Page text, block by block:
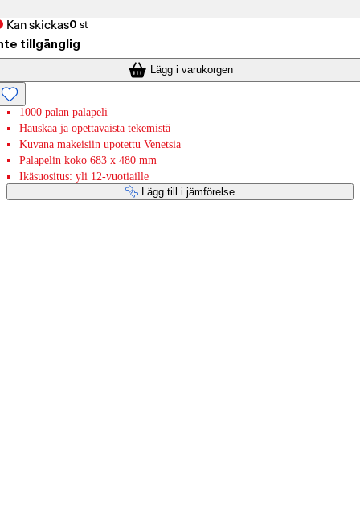
Kan skickas0 st
tillgänglig
Lägg i varukorgen
1000 palan palapeli
Hauskaa ja opettavaista tekemistä
Kuvana makeisiin upotettu Venetsia
Palapelin koko 683 x 480 mm
Ikäsuositus: yli 12-vuotiaille
Lägg till i jämförelse